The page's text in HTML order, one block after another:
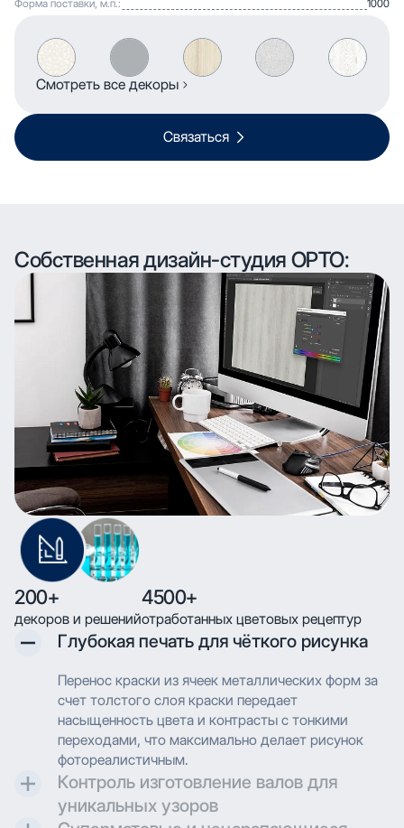
Форма поставки, м.п.:
1000
Смотреть все декоры
Связаться
Собственная дизайн-студия ОРТО:
200+
декоров и решений
4500+
отработанных цветовых рецептур
Глубокая печать для чёткого рисунка
Перенос краски из ячеек металлических форм за
счет толстого слоя краски передает
насыщенность цвета и контрасты с тонкими
переходами, что максимально делает рисунок
фотореалистичным.
Контроль изготовление валов для
уникальных узоров